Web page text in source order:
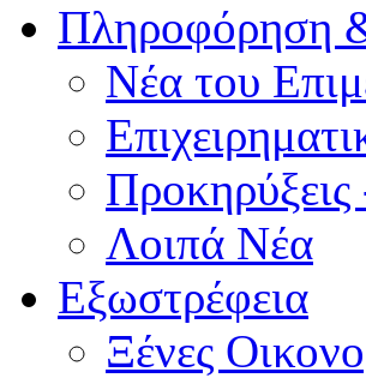
Πληροφόρηση
Νέα του
Προκηρύξεις
Λοιπά Νέα
Εξωστρέφεια
Ξένες